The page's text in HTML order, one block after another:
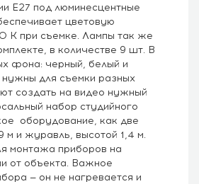
E27 под люминесцентные
цветовую
К при съемке. Лампы так же
в количестве 9 шт. В
фона: черный, белый и
для съемки разных
создать на видео нужный
набор студийного
оборудование, как две
м и журавль, высотой 1,4 м.
монтажа приборов на
от объекта. Важное
— он не нагревается и